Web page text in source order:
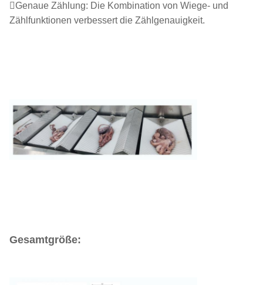
Genaue Zählung: Die Kombination von Wiege- und
Zählfunktionen verbessert die Zählgenauigkeit.
Gesamtgröße: